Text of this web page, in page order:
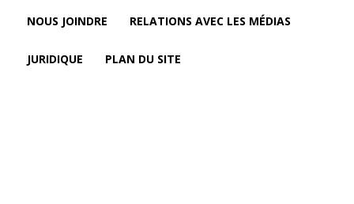
NOUS JOINDRE RELATIONS AVEC LES MÉDIAS
JURIDIQUE PLAN DU SITE